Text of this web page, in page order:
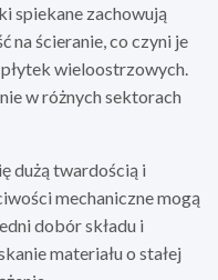
spiekane zachowują
na ścieranie, co czyni je
wieloostrzowych.
w różnych sektorach
dużą twardością i
mechaniczne mogą
dobór składu i
materiału o stałej